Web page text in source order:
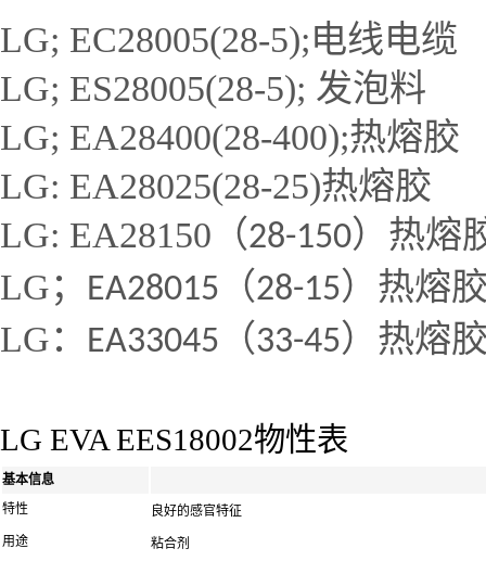
LG; EC28005(28-5);电线电缆
LG; ES28005(28-5); 发泡料
LG; EA28400(28-400);热熔胶
LG: EA28025(28-25)热熔胶
LG: EA28150（28-150）热熔
LG； EA28015 （28-15）热熔
LG： EA33045 （33-45）热熔
LG EVA EES18002物性表
基本信息
特性
良好的感官特征
用途
粘合剂